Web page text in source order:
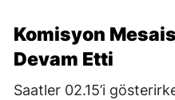
Komisyon
Devam Etti
Saatler 02.15’i